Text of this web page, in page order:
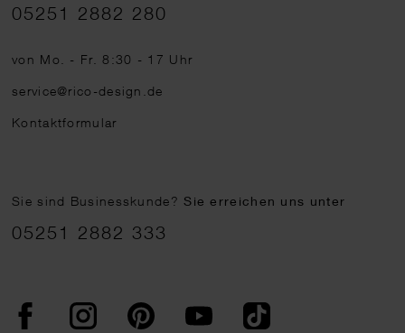
Telefonnummer
05251 2882 280
von Mo. - Fr. 8:30 - 17 Uhr
service@rico-design.de
Kontaktformular
Sie sind Businesskunde?Sie erreichen uns unter
05251 2882 333
FacebookInstagram PinterestYouTubeTikTok